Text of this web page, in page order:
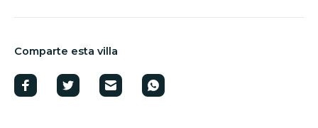
Comparte esta villa